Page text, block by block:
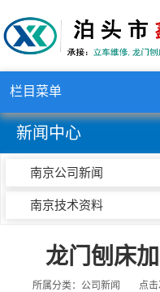
栏目菜单
新闻中心
南京公司新闻
南京技术资料
龙门刨床
所属分类：公司新闻 点